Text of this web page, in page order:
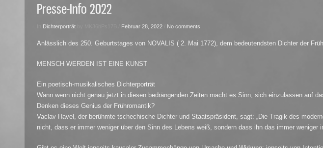
Presse-Info 2022
Dichterporträt Februar 28, 2022 No comments
Anlässlich des 250. Geburtstages von NOVALIS ( 2. Mai 1772), dem bedeutendsten Dichter der
MENSCH WERDEN IST EINE KUNST
Ein poetisch-musikalisches Dichterporträt
Wann wenn nicht genau jetzt in diesen bedrängenden Zeiten macht es Sinn, sich einzulassen auf
Denken dieses Genius der Frühromantik?
Vaclav Havel, der berühmte tschechische Dichter und Staatspräsident, sagt: „Die Tragik des
nicht, dass er immer weniger über den Sinn des Lebens weiß, sondern dass ihn das immer weniger